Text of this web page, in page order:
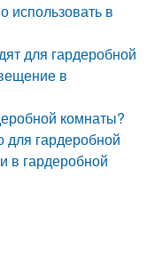
использовать в
для гардеробной
в
комнаты?
гардеробной
в гардеробной